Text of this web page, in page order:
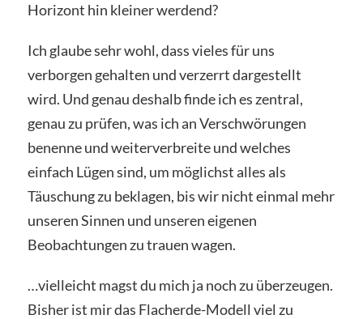
Horizont hin kleiner werdend?
Ich glaube sehr wohl, dass vieles für uns
verborgen gehalten und verzerrt dargestellt
wird. Und genau deshalb finde ich es zentral,
genau zu prüfen, was ich an Verschwörungen
benenne und weiterverbreite und welches
einfach Lügen sind, um möglichst alles als
Täuschung zu beklagen, bis wir nicht einmal mehr
unseren Sinnen und unseren eigenen
Beobachtungen zu trauen wagen.
…vielleicht magst du mich ja noch zu überzeugen.
Bisher ist mir das Flacherde-Modell viel zu